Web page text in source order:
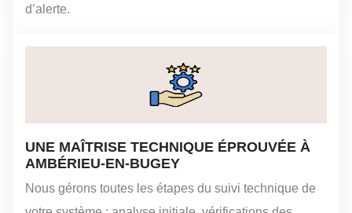
d’alerte.
UNE MAÎTRISE TECHNIQUE ÉPROUVÉE À
AMBÉRIEU-EN-BUGEY
Nous gérons toutes les étapes du suivi technique de